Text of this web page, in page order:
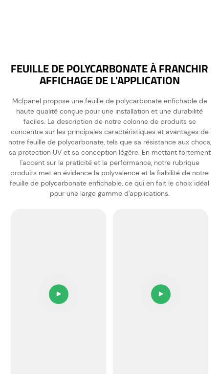
FEUILLE DE POLYCARBONATE À FRANCHIR
AFFICHAGE DE L'APPLICATION
Mclpanel propose une feuille de polycarbonate enfichable de
haute qualité conçue pour une installation et une durabilité
faciles. La description de notre colonne de produits se
concentre sur les principales caractéristiques et avantages de
notre feuille de polycarbonate, tels que sa résistance aux chocs,
sa protection UV et sa conception légère. En mettant fortement
l'accent sur la praticité et la performance, notre rubrique
produits met en évidence la polyvalence et la fiabilité de notre
feuille de polycarbonate enfichable, ce qui en fait le choix idéal
pour une large gamme d'applications.